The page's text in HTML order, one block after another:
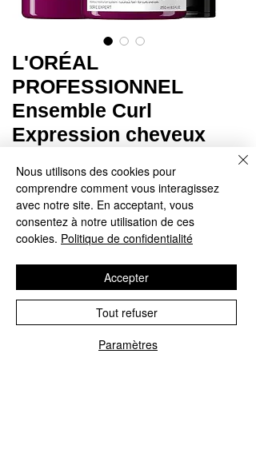
L'ORÉAL
PROFESSIONNEL
Ensemble Curl
Expression cheveux
125,95 $ Prix
Quantité *
Commander et payer
Nous utilisons des cookies pour
comprendre comment vous interagissez
avec notre site. En acceptant, vous
consentez à notre utilisation de ces
cookies. Politique de confidentialité
Paramètres
Tout refuser
Accepter